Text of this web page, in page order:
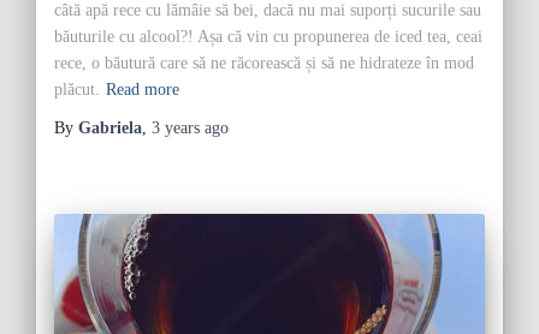
câtă apă rece cu lămâie să bei, dacă nu mai suporți sucurile sau
băuturile cu alcool?! Așa că vin cu propunerea de iced tea, ceai
rece, o băutură care să ne răcorească și să ne hidrateze în mod
plăcut. Read more
By Gabriela, 3 years ago